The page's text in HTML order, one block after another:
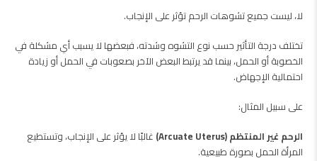
لا، ليست جميع تشوهات الرحم تؤثر على الإنجاب.
تختلف درجة التأثير حسب نوع التشوه وشدته، فبعضها لا يسبب أي مشكلة في
الخصوبة أو الحمل، بينما قد يرتبط البعض الآخر بصعوبات في الحمل أو زيادة
احتمالية الإجهاض.
على سبيل المثال:
الرحم غير المنتظم (Arcuate Uterus)
غالبًا لا يؤثر على الإنجاب، وتستطيع
المرأة الحمل بصورة طبيعية.